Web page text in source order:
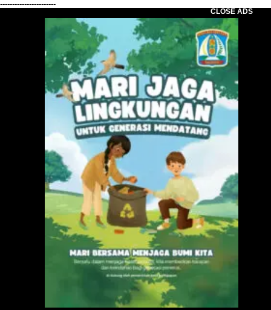
-----------------------
CLOSE ADS